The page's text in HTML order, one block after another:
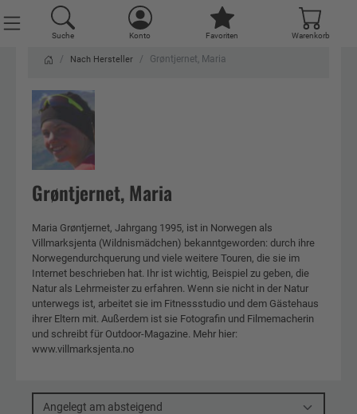
Suche Konto Favoriten Warenkorb
Nach Hersteller Grøntjernet, Maria
Grøntjernet, Maria
Maria Grøntjernet, Jahrgang 1995, ist in Norwegen als
Villmarksjenta (Wildnismädchen) bekanntgeworden: durch ihre
Norwegendurchquerung und viele weitere Touren, die sie im
Internet beschrieben hat. Ihr ist wichtig, Beispiel zu geben, die
Natur als Lehrmeister zu erfahren. Wenn sie nicht in der Natur
unterwegs ist, arbeitet sie im Fitnessstudio und dem Gästehaus
ihrer Eltern mit. Außerdem ist sie Fotografin und Filmemacherin
und schreibt für Outdoor-Magazine. Mehr hier:
www.villmarksjenta.no
Angelegt am absteigend